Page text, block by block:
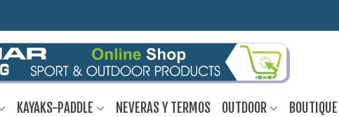
KAYAKS-PADDLE NEVERAS Y TERMOS OUTDOOR BOUTIQUE